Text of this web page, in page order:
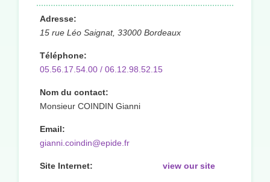
Adresse:
15 rue Léo Saignat, 33000 Bordeaux
Téléphone:
05.56.17.54.00 / 06.12.98.52.15
Nom du contact:
Monsieur COINDIN Gianni
Email:
gianni.coindin@epide.fr
Site Internet: view our site